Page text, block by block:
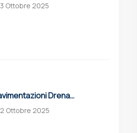
3 Ottobre 2025
Pavimentazioni Drenanti Per Parcheggi: Guida Completa A Vantaggi E Soluzioni
2 Ottobre 2025